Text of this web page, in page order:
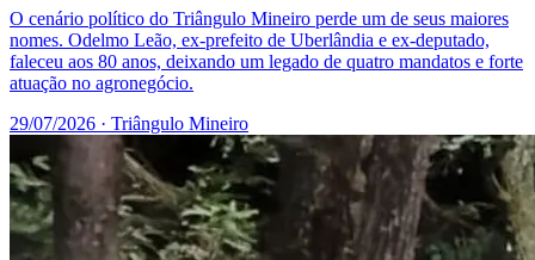
O cenário político do Triângulo Mineiro perde um de seus maiores
nomes. Odelmo Leão, ex-prefeito de Uberlândia e ex-deputado,
faleceu aos 80 anos, deixando um legado de quatro mandatos e forte
atuação no agronegócio.
29/07/2026 · Triângulo Mineiro